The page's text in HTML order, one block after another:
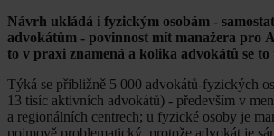
Návrh ukládá i fyzickým osobám -
advokátům - povinnost mít manažera pro
to v praxi znamená a kolika advokátů se to
Týká se přibližně 5 000 advokátů-fyzických
13 tisíc aktivních advokátů) - především v
a regionálních centrech; u fyzické osoby je